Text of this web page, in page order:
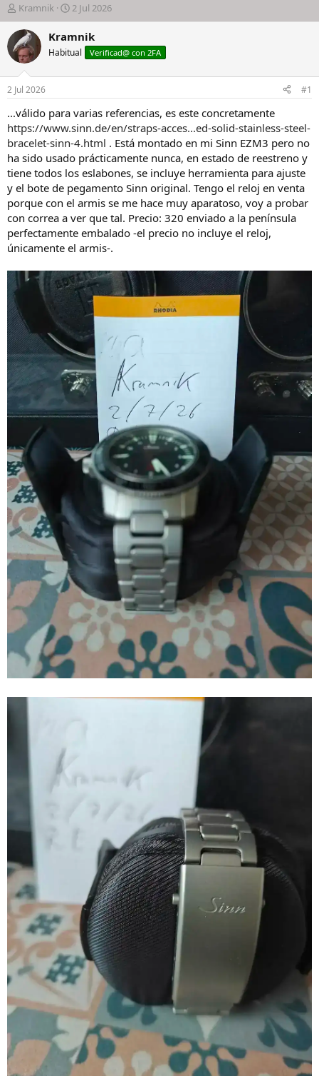
I
n
i
c
i
a
d
o
r
d
e
l
h
i
l
o
Kramnik
F
e
c
a
i
n
c
i
o
2 Jul 2026
Kramnik
Habitual Verificad@ con 2FA
2 Jul 2026 #1
...válido para varias referencias, es este concretamente
https://www.sinn.de/en/straps-acces...ed-solid-stainless-steel-
bracelet-sinn-4.html . Está montado en mi Sinn EZM3 pero no
ha sido usado prácticamente nunca, en estado de reestreno y
tiene todos los eslabones, se incluye herramienta para ajuste
y el bote de pegamento Sinn original. Tengo el reloj en venta
porque con el armis se me hace muy aparatoso, voy a probar
con correa a ver que tal. Precio: 320 enviado a la península
perfectamente embalado -el precio no incluye el reloj,
únicamente el armis-.